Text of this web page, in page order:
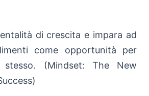
di crescita e impara ad
come opportunità per
stesso. (Mindset: The New